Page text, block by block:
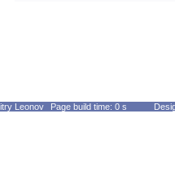
Leonov Page build time: 0 s